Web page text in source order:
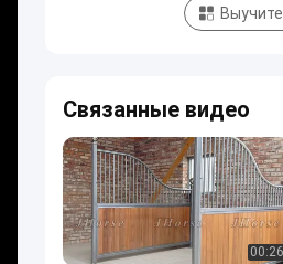
Связанные видео
00:26